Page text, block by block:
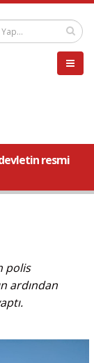
resmi
polis
ardından